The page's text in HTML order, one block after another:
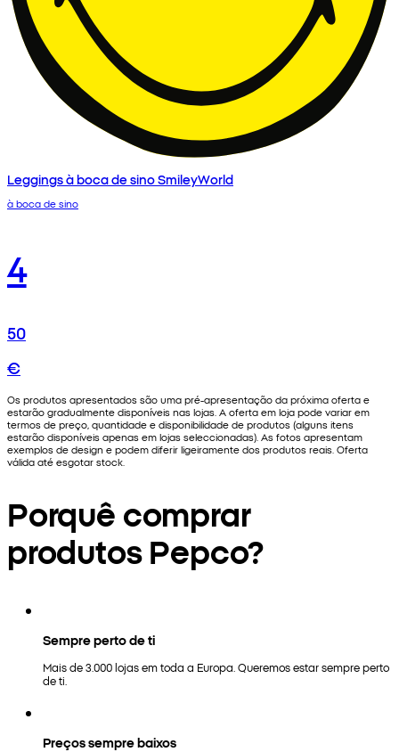
Leggings à boca de sino SmileyWorld
à boca de sino
4
50
€
Os produtos apresentados são uma pré-apresentação da próxima oferta e
estarão gradualmente disponíveis nas lojas. A oferta em loja pode variar em
termos de preço, quantidade e disponibilidade de produtos (alguns itens
estarão disponíveis apenas em lojas seleccionadas). As fotos apresentam
exemplos de design e podem diferir ligeiramente dos produtos reais. Oferta
válida até esgotar stock.
Porquê comprar
produtos Pepco?
Sempre perto de ti
Mais de 3.000 lojas em toda a Europa. Queremos estar sempre perto
de ti.
Preços sempre baixos